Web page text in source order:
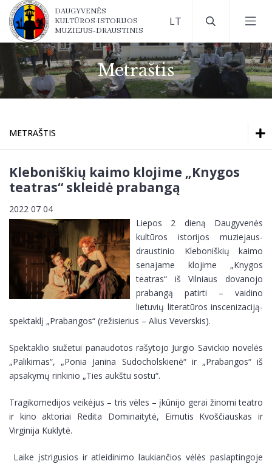
Darbo laikas
Kontaktai
Kaip mus rasti?
Muziejaus lankymo taisyklės
D.U.K.
Metraštis
DAUGYVENĖS
KULTŪROS ISTORIJOS
MUZIEJUS-DRAUSTINIS
Metraštis
METRAŠTIS
Ekspozicijos
Bilietų kainos
Kontaktai
Kaip mus rasti?
Muziejaus lankymo taisyklės
D.U.K.
Metraštis
Kleboniškių kaimo klojime „Knygos
teatras“ skleidė prabangą
2022 07 04
Liepos 2 dieną Daugyvenės
kultūros istorijos muziejaus-
draustinio Kleboniškių kaimo
senajame klojime „Knygos
teatras“ iš Vilniaus dovanojo
prabangą patirti – vaidino
lietuvių literatūros inscenizaciją-
spektaklį „Prabangos“ (režisierius – Alius Veverskis).
Spektaklio siužetui panaudotos rašytojo Jurgio Savickio novelės
„Palikimas“, „Ponia Janina Sudocholskienė“ ir „Prabangos“ iš
apsakymų rinkinio „Ties aukštu sostu“.
Tragikomedijos veikėjus – tris vėles – įkūnijo gerai žinomi teatro
ir kino aktoriai Redita Dominaitytė, Eimutis Kvoščiauskas ir
Virginija Kuklytė.
Laike įstrigusios ir atleidinimo laukiančios vėlės paslaptingoje